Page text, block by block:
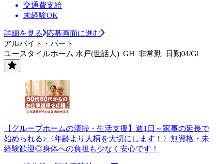
交通費支給
未経験OK
詳細を見る
応募画面に進む
アルバイト・パート
ユースタイルホーム 水戸(世話人)_GH_非常勤_日勤04/Gi
【グループホームの清掃・生活支援】週1日～家事の延長で
始められる♪〈年齢より人柄を大切にします！〉無資格・未
経験歓迎◎身体への負担も少なく安心です！